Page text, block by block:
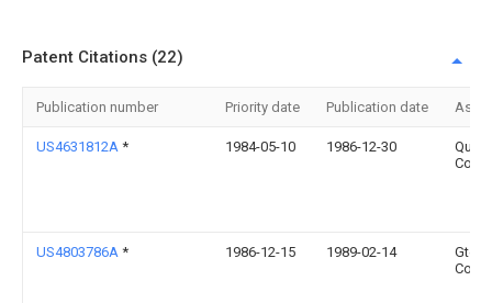
Patent Citations (22)
Publication number Priority date Publication date
US4631812A * 1984-05-10 1986-12-30
US4803786A * 1986-12-15 1989-02-14
Gte